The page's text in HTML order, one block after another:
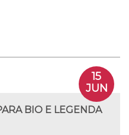
15
JUN
BIO E LEGENDA